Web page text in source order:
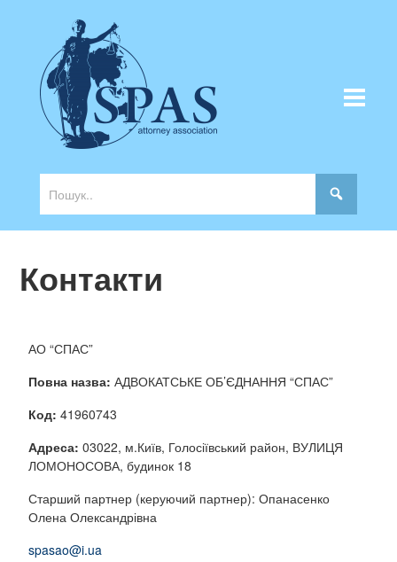
Контакти
АО “СПАС”
Повна назва: АДВОКАТСЬКЕ ОБ’ЄДНАННЯ “СПАС”
Код: 41960743
Адреса: 03022, м.Київ, Голосіївський район, ВУЛИЦЯ
ЛОМОНОСОВА, будинок 18
Старший партнер (керуючий партнер): Опанасенко
Олена Олександрівна
spasao@i.ua